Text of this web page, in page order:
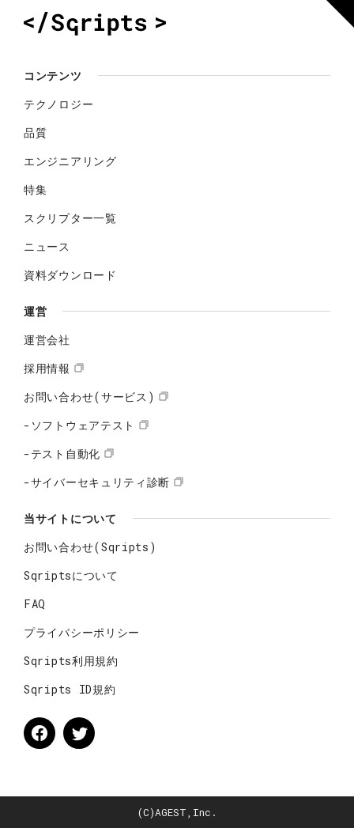
コンテンツ
テクノロジー
品質
エンジニアリング
特集
スクリプター一覧
ニュース
資料ダウンロード
運営
運営会社
採用情報
お問い合わせ(サービス)
-ソフトウェアテスト
-テスト自動化
-サイバーセキュリティ診断
当サイトについて
お問い合わせ(Sqripts)
Sqriptsについて
FAQ
プライバシーポリシー
Sqripts利用規約
Sqripts ID規約
(C)AGEST,Inc.